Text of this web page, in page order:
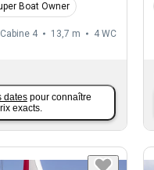
Boat Owner
Cabine 4 13,7 m 4 WC
dates pour connaître
exacts.